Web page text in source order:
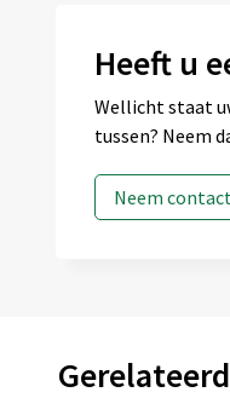
artikel (222 x
Onbewerkt
artikel
artikel
Heeft u
Wellicht staat
tussen? Neem
Neem